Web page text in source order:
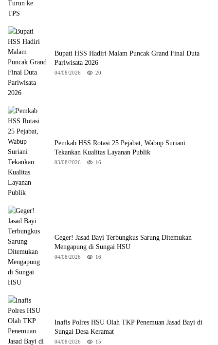
Bupati HSS Hadiri Malam Puncak Grand Final Duta
Pariwisata 2026
04/08/2026 20
Pemkab HSS Rotasi 25 Pejabat, Wabup Suriani
Tekankan Kualitas Layanan Publik
03/08/2026 16
Geger! Jasad Bayi Terbungkus Sarung Ditemukan
Mengapung di Sungai HSU
04/08/2026 16
Inafis Polres HSU Olah TKP Penemuan Jasad Bayi di
Sungai Desa Keramat
04/08/2026 15